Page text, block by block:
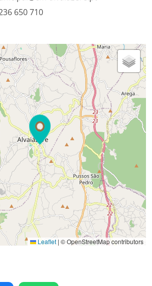
650 710
Leaflet | © OpenStreetMap contributors